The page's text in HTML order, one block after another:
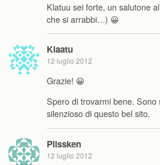
Klatuu sei forte, un salutone
che si arrabbi…) 😀
Klaatu
12 luglio 2012
Grazie! 😀
Spero di trovarmi bene.
silenzioso di questo bel sito.
Plissken
12 luglio 2012